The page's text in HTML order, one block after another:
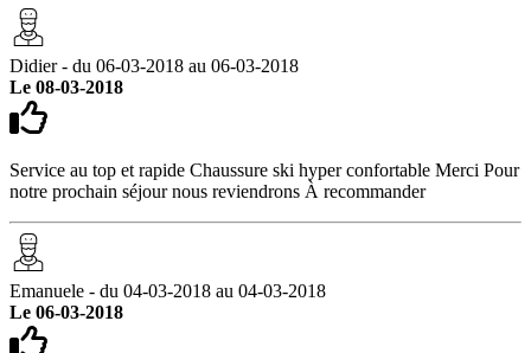
Didier - du 06-03-2018 au 06-03-2018
Le 08-03-2018
Service au top et rapide Chaussure ski hyper confortable Merci Pour
notre prochain séjour nous reviendrons À recommander
Emanuele - du 04-03-2018 au 04-03-2018
Le 06-03-2018